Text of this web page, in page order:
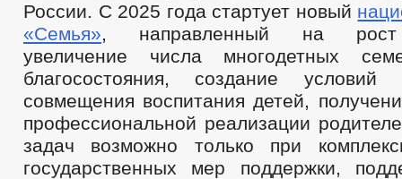
России. С 2025 года стартует новый
«Семья», направленный на рост
увеличение числа многодетных
благосостояния, создание
совмещения воспитания детей,
профессиональной реализации
задач возможно только при
государственных мер поддержки,